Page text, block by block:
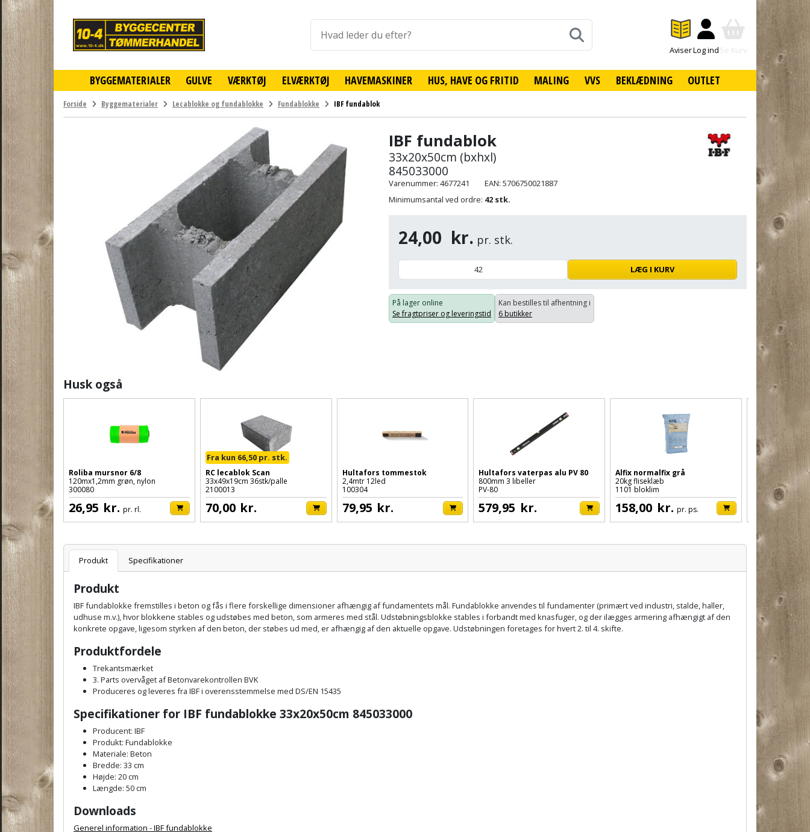
BYGGEMATERIALER GULVE VÆRKTØJ ELVÆRKTØJ HAVEMASKINER HUS, HAVE OG FRITID MALING VVS BEKLÆDNING OUTLET
online
byggemarked
og
tømmerhandel
-
AviserLog indSe Kurv
Forside Byggematerialer Lecablokke og fundablokke Fundablokke IBF fundablok
IBF fundablok
33x20x50cm (bxhxl)
845033000
Varenummer: 4677241
EAN: 5706750021887
Minimumsantal ved ordre: 42 stk.
24,00 kr. pr. stk.
LÆG I KURV
På lager online
Se fragtpriser og leveringstid
Kan bestilles til afhentning i
6 butikker
Husk også
Roliba mursnor 6/8
120mx1,2mm grøn, nylon
300080
26,95 kr. pr. rl.
Fra kun 66,50 pr. stk.
RC lecablok Scan
33x49x19cm 36stk/palle
2100013
70,00 kr.
Hultafors tommestok
2,4mtr 12led
100304
79,95 kr.
Hultafors vaterpas alu PV 80
800mm 3 libeller
PV-80
579,95 kr.
Alfix normalfix grå
20kg fliseklæb
1101 bloklim
158,00 kr. pr. ps.
Fra kun 62,64
RC
33x19x49cm
2200001 12cm
72,00 kr.
Varenummer
Pris:
Produkt
Specifikationer
Produkt
IBF fundablokke fremstilles i beton og fås i flere forskellige dimensioner afhængig af fundamentets mål. Fundablokke anvendes til fundamenter (primært ved industri, stalde, haller,
udhuse m.v.), hvor blokkene stables og udstøbes med beton, som armeres med stål. Udstøbningsblokke stables i forbandt med knasfuger, og der ilægges armering afhængigt af den
konkrete opgave, ligesom styrken af den beton, der støbes ud med, er afhængig af den aktuelle opgave. Udstøbningen foretages for hvert 2. til 4. skifte.
Produktfordele
Trekantsmærket
3. Parts overvåget af Betonvarekontrollen BVK
Produceres og leveres fra IBF i overensstemmelse med DS/EN 15435
Specifikationer for IBF fundablokke 33x20x50cm 845033000
Producent: IBF
Produkt: Fundablokke
Materiale: Beton
Bredde: 33 cm
Højde: 20 cm
Længde: 50 cm
Downloads
Generel information - IBF fundablokke